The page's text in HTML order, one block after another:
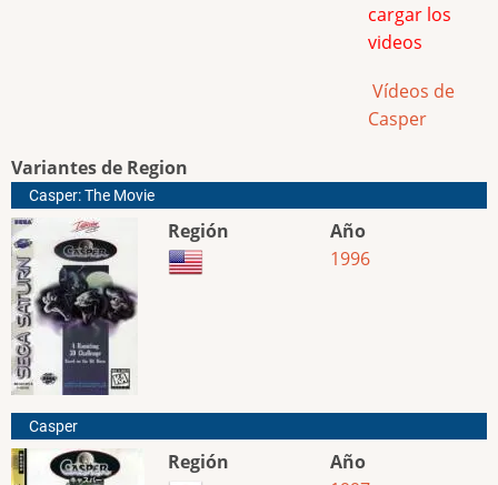
cargar los
videos
Vídeos de
Casper
Variantes de Region
Casper: The Movie
Región
Año
1996
Casper
Región
Año